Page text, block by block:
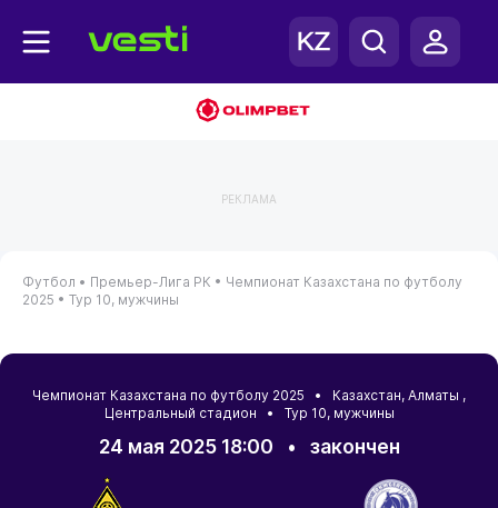
РЕКЛАМА
Футбол • Премьер-Лига РК • Чемпионат Казахстана по футболу
2025 • Тур 10, мужчины
Чемпионат Казахстана по футболу 2025 • Казахстан, Алматы ,
Центральный стадион • Тур 10, мужчины
24 мая 2025 18:00 • закончен